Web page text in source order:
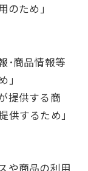
のため」
･商品情報等
」
提供する商
供するため」